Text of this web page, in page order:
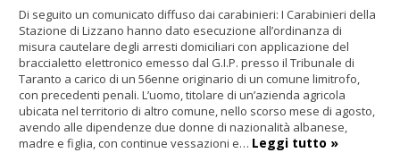
Di seguito un comunicato diffuso dai carabinieri: I Carabinieri della
Stazione di Lizzano hanno dato esecuzione all’ordinanza di
misura cautelare degli arresti domiciliari con applicazione del
braccialetto elettronico emesso dal G.I.P. presso il Tribunale di
Taranto a carico di un 56enne originario di un comune limitrofo,
con precedenti penali. L’uomo, titolare di un’azienda agricola
ubicata nel territorio di altro comune, nello scorso mese di agosto,
avendo alle dipendenze due donne di nazionalità albanese,
madre e figlia, con continue vessazioni e… Leggi tutto »